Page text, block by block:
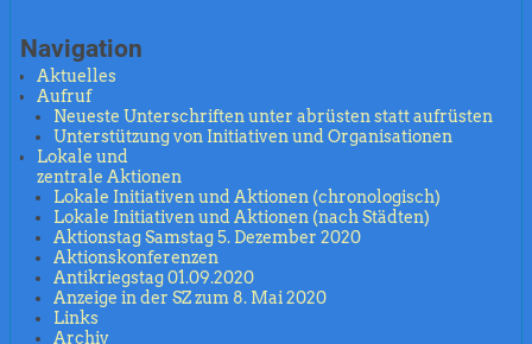
Navigation
Aktuelles
Aufruf
Neueste Unterschriften unter abrüsten statt aufrüsten
Unterstützung von Initiativen und Organisationen
Lokale und
zentrale Aktionen
Lokale Initiativen und Aktionen (chronologisch)
Lokale Initiativen und Aktionen (nach Städten)
Aktionstag Samstag 5. Dezember 2020
Aktionskonferenzen
Antikriegstag 01.09.2020
Anzeige in der SZ zum 8. Mai 2020
Links
Archiv